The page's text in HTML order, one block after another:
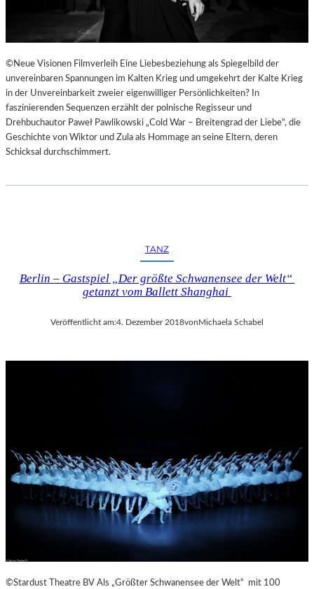
©Neue Visionen Filmverleih Eine Liebesbeziehung als Spiegelbild der
unvereinbaren Spannungen im Kalten Krieg und umgekehrt der Kalte Krieg
in der Unvereinbarkeit zweier eigenwilliger Persönlichkeiten? In
faszinierenden Sequenzen erzählt der polnische Regisseur und
Drehbuchautor Paweł Pawlikowski „Cold War – Breitengrad der Liebe“, die
Geschichte von Wiktor und Zula als Hommage an seine Eltern, deren
Schicksal durchschimmert.
TANZ
Berlin – Gastspiel „Der größte Schwanensee der Welt“
getanzt vom Ballett Shanghai
Veröffentlicht am:4. Dezember 2018von Michaela Schabel
©Stardust Theatre BV Als „Größter Schwanensee der Welt“ mit 100